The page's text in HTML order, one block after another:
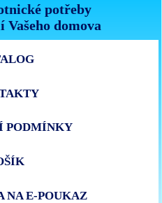
potřeby
Vašeho domova
PODMÍNKY
NA E-POUKAZ